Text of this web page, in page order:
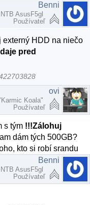
Benni
AsusF5gl
Používateľ
externý HDD na niečo
pred
ovi
Koala"
Používateľ
s tým !!!Zálohuj
dám tých 500GB?
kto si robí srandu
Benni
AsusF5gl
Používateľ